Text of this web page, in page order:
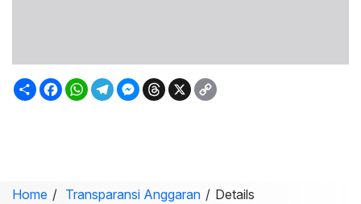
SambungFacebook
WhatsApp
TelegramMessenger
Threads
X
Home Transparansi Anggaran Details